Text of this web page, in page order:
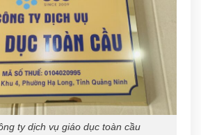
ty dịch vụ giáo dục toàn cầu